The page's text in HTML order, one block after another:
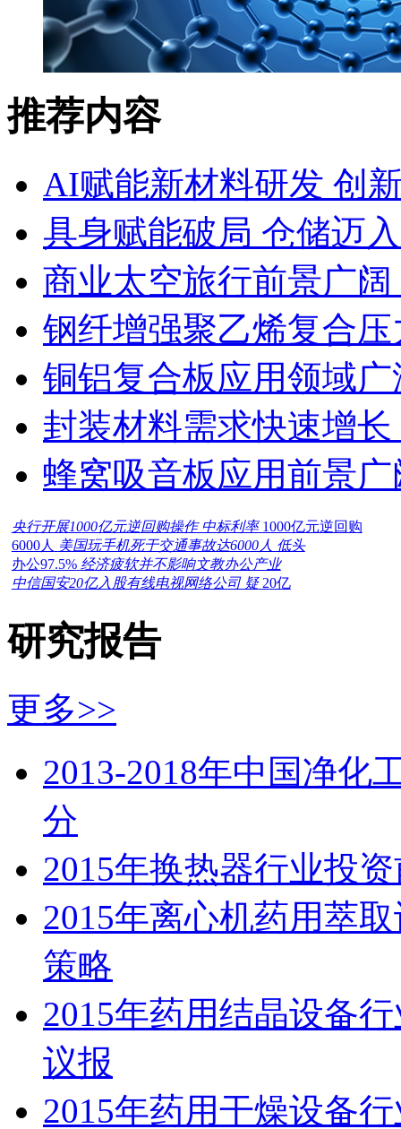
推荐内容
AI赋能新材料研发 创
具身赋能破局 仓储迈
商业太空旅行前景广
钢纤增强聚乙烯复合
铜铝复合板应用领域
封装材料需求快速增
蜂窝吸音板应用前景
央行开展1000亿元逆回购操作 中标利率 1000亿元逆回购
6000人 美国玩手机死于交通事故达6000人 低头
办公97.5% 经济疲软并不影响文教办公产业
中信国安20亿入股有线电视网络公司 疑 20亿
研究报告
更多>>
2013-2018年中国净化
分
2015年换热器行业投
2015年离心机药用萃
策略
2015年药用结晶设备
议报
2015年药用干燥设备